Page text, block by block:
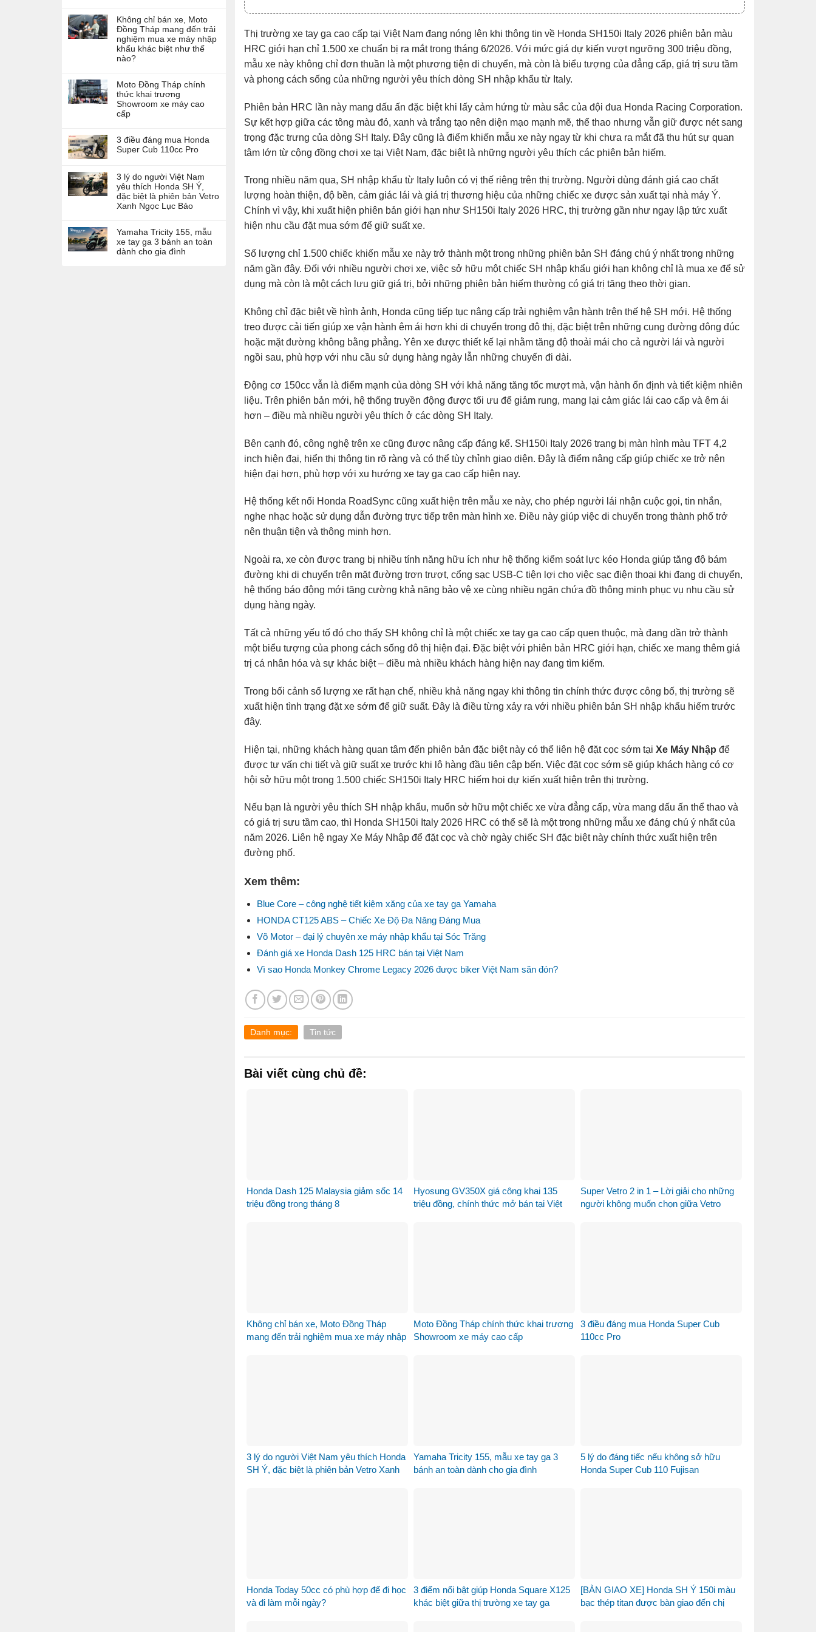
Không chỉ bán xe, Moto
Đồng Tháp mang đến trải
nghiệm mua xe máy nhập
khẩu khác biệt như thế
nào?
Moto Đồng Tháp chính
thức khai trương
Showroom xe máy cao
cấp
3 điều đáng mua Honda
Super Cub 110cc Pro
3 lý do người Việt Nam
yêu thích Honda SH Ý,
đặc biệt là phiên bản Vetro
Xanh Ngọc Lục Bảo
Yamaha Tricity 155, mẫu
xe tay ga 3 bánh an toàn
dành cho gia đình
Thị trường xe tay ga cao cấp tại Việt Nam đang nóng lên khi thông tin về Honda SH150i Italy 2026 phiên bản màu
HRC giới hạn chỉ 1.500 xe chuẩn bị ra mắt trong tháng 6/2026. Với mức giá dự kiến vượt ngưỡng 300 triệu đồng,
mẫu xe này không chỉ đơn thuần là một phương tiện di chuyển, mà còn là biểu tượng của đẳng cấp, giá trị sưu tầm
và phong cách sống của những người yêu thích dòng SH nhập khẩu từ Italy.
Phiên bản HRC lần này mang dấu ấn đặc biệt khi lấy cảm hứng từ màu sắc của đội đua Honda Racing Corporation.
Sự kết hợp giữa các tông màu đỏ, xanh và trắng tạo nên diện mạo mạnh mẽ, thể thao nhưng vẫn giữ được nét sang
trọng đặc trưng của dòng SH Italy. Đây cũng là điểm khiến mẫu xe này ngay từ khi chưa ra mắt đã thu hút sự quan
tâm lớn từ cộng đồng chơi xe tại Việt Nam, đặc biệt là những người yêu thích các phiên bản hiếm.
Trong nhiều năm qua, SH nhập khẩu từ Italy luôn có vị thế riêng trên thị trường. Người dùng đánh giá cao chất
lượng hoàn thiện, độ bền, cảm giác lái và giá trị thương hiệu của những chiếc xe được sản xuất tại nhà máy Ý.
Chính vì vậy, khi xuất hiện phiên bản giới hạn như SH150i Italy 2026 HRC, thị trường gần như ngay lập tức xuất
hiện nhu cầu đặt mua sớm để giữ suất xe.
Số lượng chỉ 1.500 chiếc khiến mẫu xe này trở thành một trong những phiên bản SH đáng chú ý nhất trong những
năm gần đây. Đối với nhiều người chơi xe, việc sở hữu một chiếc SH nhập khẩu giới hạn không chỉ là mua xe để sử
dụng mà còn là một cách lưu giữ giá trị, bởi những phiên bản hiếm thường có giá trị tăng theo thời gian.
Không chỉ đặc biệt về hình ảnh, Honda cũng tiếp tục nâng cấp trải nghiệm vận hành trên thế hệ SH mới. Hệ thống
treo được cải tiến giúp xe vận hành êm ái hơn khi di chuyển trong đô thị, đặc biệt trên những cung đường đông đúc
hoặc mặt đường không bằng phẳng. Yên xe được thiết kế lại nhằm tăng độ thoải mái cho cả người lái và người
ngồi sau, phù hợp với nhu cầu sử dụng hàng ngày lẫn những chuyến đi dài.
Động cơ 150cc vẫn là điểm mạnh của dòng SH với khả năng tăng tốc mượt mà, vận hành ổn định và tiết kiệm nhiên
liệu. Trên phiên bản mới, hệ thống truyền động được tối ưu để giảm rung, mang lại cảm giác lái cao cấp và êm ái
hơn – điều mà nhiều người yêu thích ở các dòng SH Italy.
Bên cạnh đó, công nghệ trên xe cũng được nâng cấp đáng kể. SH150i Italy 2026 trang bị màn hình màu TFT 4,2
inch hiện đại, hiển thị thông tin rõ ràng và có thể tùy chỉnh giao diện. Đây là điểm nâng cấp giúp chiếc xe trở nên
hiện đại hơn, phù hợp với xu hướng xe tay ga cao cấp hiện nay.
Hệ thống kết nối Honda RoadSync cũng xuất hiện trên mẫu xe này, cho phép người lái nhận cuộc gọi, tin nhắn,
nghe nhạc hoặc sử dụng dẫn đường trực tiếp trên màn hình xe. Điều này giúp việc di chuyển trong thành phố trở
nên thuận tiện và thông minh hơn.
Ngoài ra, xe còn được trang bị nhiều tính năng hữu ích như hệ thống kiểm soát lực kéo Honda giúp tăng độ bám
đường khi di chuyển trên mặt đường trơn trượt, cổng sạc USB-C tiện lợi cho việc sạc điện thoại khi đang di chuyển,
hệ thống báo động mới tăng cường khả năng bảo vệ xe cùng nhiều ngăn chứa đồ thông minh phục vụ nhu cầu sử
dụng hàng ngày.
Tất cả những yếu tố đó cho thấy SH không chỉ là một chiếc xe tay ga cao cấp quen thuộc, mà đang dần trở thành
một biểu tượng của phong cách sống đô thị hiện đại. Đặc biệt với phiên bản HRC giới hạn, chiếc xe mang thêm giá
trị cá nhân hóa và sự khác biệt – điều mà nhiều khách hàng hiện nay đang tìm kiếm.
Trong bối cảnh số lượng xe rất hạn chế, nhiều khả năng ngay khi thông tin chính thức được công bố, thị trường sẽ
xuất hiện tình trạng đặt xe sớm để giữ suất. Đây là điều từng xảy ra với nhiều phiên bản SH nhập khẩu hiếm trước
đây.
Hiện tại, những khách hàng quan tâm đến phiên bản đặc biệt này có thể liên hệ đặt cọc sớm tại Xe Máy Nhập để
được tư vấn chi tiết và giữ suất xe trước khi lô hàng đầu tiên cập bến. Việc đặt cọc sớm sẽ giúp khách hàng có cơ
hội sở hữu một trong 1.500 chiếc SH150i Italy HRC hiếm hoi dự kiến xuất hiện trên thị trường.
Nếu bạn là người yêu thích SH nhập khẩu, muốn sở hữu một chiếc xe vừa đẳng cấp, vừa mang dấu ấn thể thao và
có giá trị sưu tầm cao, thì Honda SH150i Italy 2026 HRC có thể sẽ là một trong những mẫu xe đáng chú ý nhất của
năm 2026. Liên hệ ngay Xe Máy Nhập để đặt cọc và chờ ngày chiếc SH đặc biệt này chính thức xuất hiện trên
đường phố.
Xem thêm:
Blue Core – công nghệ tiết kiệm xăng của xe tay ga Yamaha
HONDA CT125 ABS – Chiếc Xe Độ Đa Năng Đáng Mua
Võ Motor – đại lý chuyên xe máy nhập khẩu tại Sóc Trăng
Đánh giá xe Honda Dash 125 HRC bán tại Việt Nam
Vì sao Honda Monkey Chrome Legacy 2026 được biker Việt Nam săn đón?
Danh mục: Tin tức
Bài viết cùng chủ đề:
Honda Dash 125 Malaysia giảm sốc 14
triệu đồng trong tháng 8
Hyosung GV350X giá công khai 135
triệu đồng, chính thức mở bán tại Việt
Super Vetro 2 in 1 – Lời giải cho những
người không muốn chọn giữa Vetro
Không chỉ bán xe, Moto Đồng Tháp
mang đến trải nghiệm mua xe máy nhập
Moto Đồng Tháp chính thức khai trương
Showroom xe máy cao cấp
3 điều đáng mua Honda Super Cub
110cc Pro
3 lý do người Việt Nam yêu thích Honda
SH Ý, đặc biệt là phiên bản Vetro Xanh
Yamaha Tricity 155, mẫu xe tay ga 3
bánh an toàn dành cho gia đình
5 lý do đáng tiếc nếu không sở hữu
Honda Super Cub 110 Fujisan
Honda Today 50cc có phù hợp để đi học
và đi làm mỗi ngày?
3 điểm nổi bật giúp Honda Square X125
khác biệt giữa thị trường xe tay ga
[BÀN GIAO XE] Honda SH Ý 150i màu
bạc thép titan được bàn giao đến chị